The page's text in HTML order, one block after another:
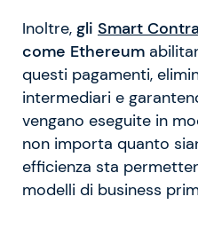
Inoltre, gli Smart
come Ethereum
questi pagamenti,
intermediari e
vengano eseguite in
non importa quanto
efficienza sta
modelli di business